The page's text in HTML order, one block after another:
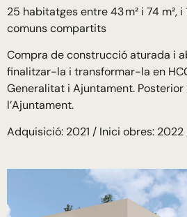
25 habitatges entre 43 m² i 74 m², i
comuns compartits
Compra de construcció aturada i
finalitzar-la i transformar-la en
Generalitat i Ajuntament. Posterior
l’Ajuntament.
Adquisició: 2021 / Inici obres: